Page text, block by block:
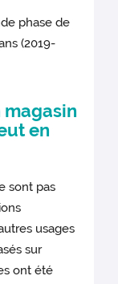
phase de
(2019-
magasin
en
sont pas
usages
sur
ont été